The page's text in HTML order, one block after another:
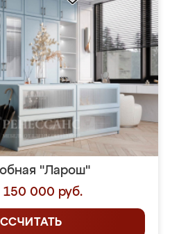
"Ларош"
150 000 руб.